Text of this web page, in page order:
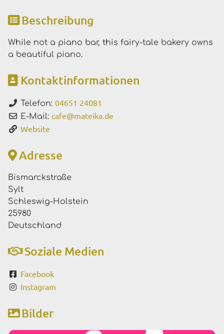
Beschreibung
While not a piano bar, this fairy-tale bakery owns
a beautiful piano.
Kontaktinformationen
Telefon: 04651 24081
E-Mail: cafe@mateika.de
Website
Adresse
Bismarckstraße
Sylt
Schleswig-Holstein
25980
Deutschland
Soziale Medien
Facebook
Instagram
Bilder